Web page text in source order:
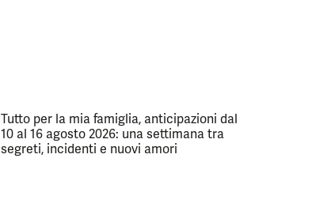
Tutto per la mia famiglia, anticipazioni dal
10 al 16 agosto 2026: una settimana tra
segreti, incidenti e nuovi amori